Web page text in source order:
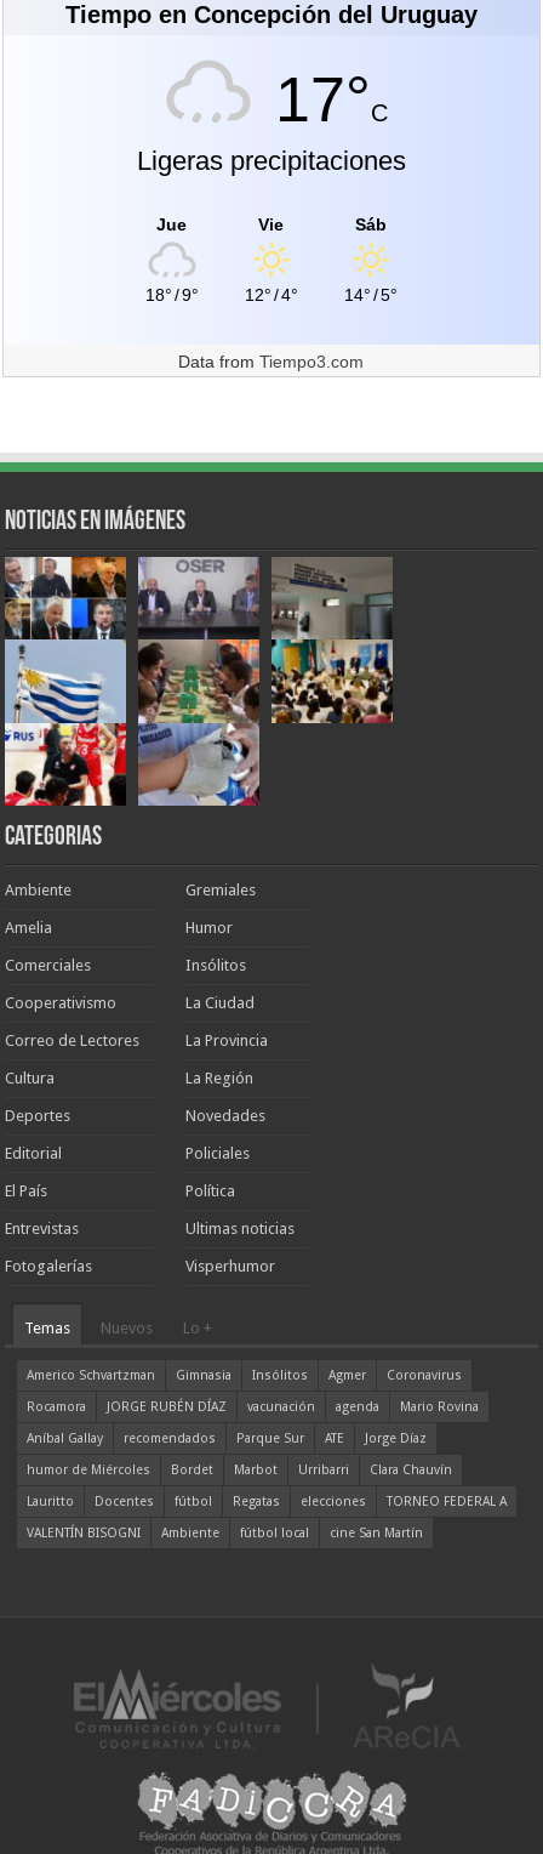
Tiempo en Concepción del Uruguay
17°C
Ligeras precipitaciones
Jue
18°/9°
Vie
12°/4°
Sáb
14°/5°
Data fromTiempo3.com
Noticias en Imágenes
Categorias
Ambiente
Amelia
Comerciales
Cooperativismo
Correo de Lectores
Cultura
Deportes
Editorial
El País
Entrevistas
Fotogalerías
Gremiales
Humor
Insólitos
La Ciudad
La Provincia
La Región
Novedades
Policiales
Política
Ultimas noticias
Visperhumor
Temas Nuevos Lo +
Americo Schvartzman Gimnasia Insólitos Agmer
Coronavirus
Rocamora
JORGE RUBÉN DÍAZ vacunación agenda
Mario Rovina
Aníbal Gallay
recomendados Parque Sur ATE
Jorge Díaz
humor de Miércoles
Bordet Marbot Urribarri
Clara Chauvín
Lauritto
Docentes fútbol Regatas elecciones
TORNEO FEDERAL A
VALENTÍN BISOGNI
Ambiente fútbol local cine San Martín